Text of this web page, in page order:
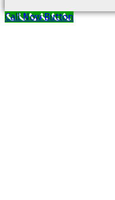
Call Now Button